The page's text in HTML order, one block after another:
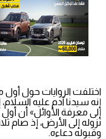
اختلفت الروايات حول أول
إنه سيدنا آدم عليه
إلى معرفة الأوائل» أن
نزوله إلى الأرض، إذ صام
وقبوله دعاءه.